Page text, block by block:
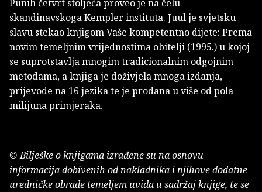
Punih četvrt stoljeća proveo je na čelu
skandinavskoga Kempler instituta. Juul je svjetsku
slavu stekao knjigom Vaše kompetentno dijete: Prema
novim temeljnim vrijednostima obitelji (1995.) u kojoj
se suprotstavlja mnogim tradicionalnim odgojnim
metodama, a knjiga je doživjela mnoga izdanja,
prijevode na 16 jezika te je prodana u više od pola
milijuna primjeraka.
© Bilješke o knjigama izrađene su na osnovu
informacija dobivenih od nakladnika i njihove dodatne
uredničke obrade temeljem uvida u sadržaj knjige, te se